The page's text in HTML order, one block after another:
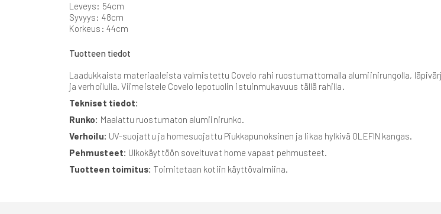
Leveys: 54cm
Syvyys: 48cm
Korkeus: 44cm
Tuotteen tiedot
Laadukkaista materiaaleista valmistettu Covelo rahi ruostumattomalla alumiinirungolla,
ja verhoilulla. Viimeistele Covelo lepotuolin istuinmukavuus tällä rahilla.
Tekniset tiedot:
Runko: Maalattu ruostumaton alumiinirunko.
Verhoilu: UV-suojattu ja homesuojattu Piukkapunoksinen ja likaa hylkivä OLEFIN kangas.
Pehmusteet: Ulkokäyttöön soveltuvat home vapaat pehmusteet.
Tuotteen toimitus: Toimitetaan kotiin käyttövalmiina.